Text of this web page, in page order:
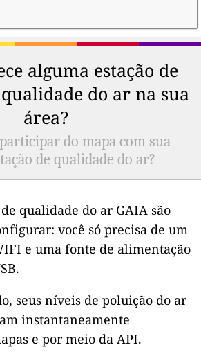
alguma estação de
do ar na sua
área?
do mapa com sua
de qualidade do ar?
qualidade do ar GAIA são
você só precisa de um
e uma fonte de alimentação
seus níveis de poluição do ar
instantaneamente
e por meio da API.